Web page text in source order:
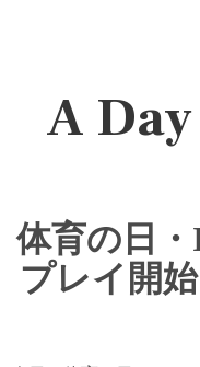
A
体育の日・
プレイ開始